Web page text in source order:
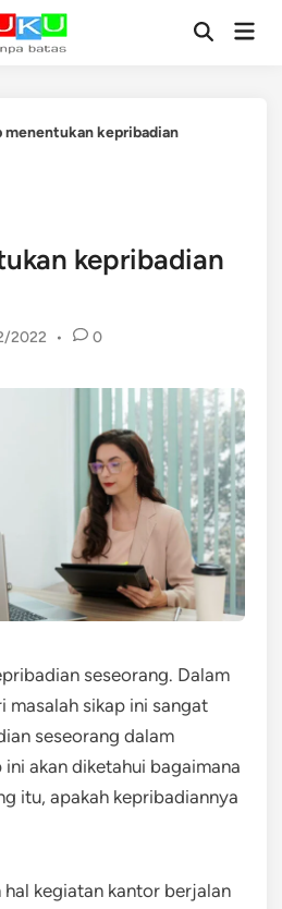
OpenMain
menentukan kepribadian
kepribadian
2022 • 0
seseorang. Dalam
masalah sikap ini sangat
seseorang dalam
akan diketahui bagaimana
itu, apakah kepribadiannya
kegiatan kantor berjalan